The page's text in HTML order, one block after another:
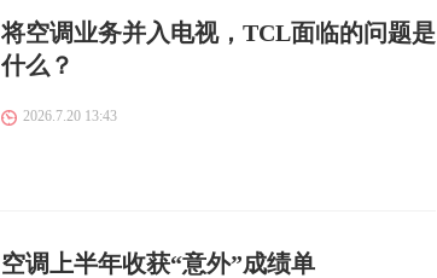
将空调业务并入电视，TCL面临的问题是
什么？
2026.7.20 13:43
空调上半年收获“意外”成绩单